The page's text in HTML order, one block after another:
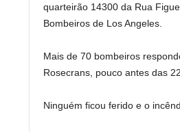
quarteirão 14300 da Rua
Bombeiros de Los Angeles.
Mais de 70 bombeiros
Rosecrans, pouco antes das
Ninguém ficou ferido e o